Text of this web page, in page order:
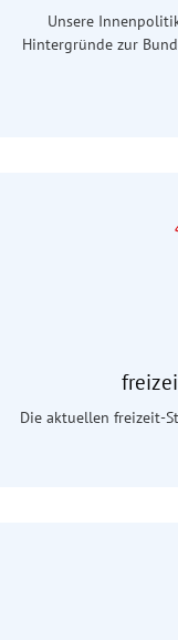
Unsere
Hintergründe zur
Die aktuellen freizeit-